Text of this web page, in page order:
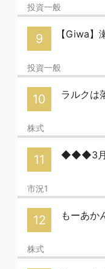
投資一般
9 【Giwa
投資一般
10 ラルクは
株式
11 ◆◆◆3月
市況1
12 もーあか
株式